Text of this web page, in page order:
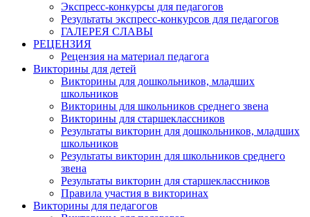
Экспресс-конкурсы для педагогов
Результаты экспресс-конкурсов для педагогов
ГАЛЕРЕЯ СЛАВЫ
РЕЦЕНЗИЯ
Рецензия на материал педагога
Викторины для детей
Викторины для дошкольников, младших
школьников
Викторины для школьников среднего звена
Викторины для старшеклассников
Результаты викторин для дошкольников, младших
школьников
Результаты викторин для школьников среднего
звена
Результаты викторин для старшеклассников
Правила участия в викторинах
Викторины для педагогов
Анонсы конкурсов
Подпишитесь на анонсы сегодня и узнавайте